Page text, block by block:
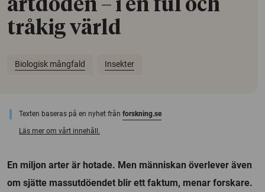
artdöden – i en ful och
tråkig värld
Biologisk mångfald Insekter
Texten baseras på en nyhet från forskning.se
Läs mer om vårt innehåll.
En miljon arter är hotade. Men människan överlever även
om sjätte massutdöendet blir ett faktum, menar forskare.